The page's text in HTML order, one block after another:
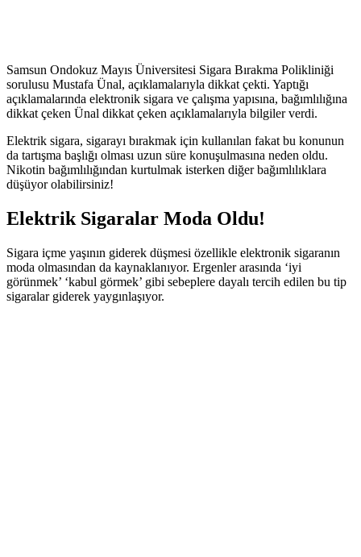
Samsun Ondokuz Mayıs Üniversitesi Sigara Bırakma Polikliniği
sorulusu Mustafa Ünal, açıklamalarıyla dikkat çekti. Yaptığı
açıklamalarında elektronik sigara ve çalışma yapısına, bağımlılığına
dikkat çeken Ünal dikkat çeken açıklamalarıyla bilgiler verdi.
Elektrik sigara, sigarayı bırakmak için kullanılan fakat bu konunun
da tartışma başlığı olması uzun süre konuşulmasına neden oldu.
Nikotin bağımlılığından kurtulmak isterken diğer bağımlılıklara
düşüyor olabilirsiniz!
Elektrik Sigaralar Moda Oldu!
Sigara içme yaşının giderek düşmesi özellikle elektronik sigaranın
moda olmasından da kaynaklanıyor. Ergenler arasında ‘iyi
görünmek’ ‘kabul görmek’ gibi sebeplere dayalı tercih edilen bu tip
sigaralar giderek yaygınlaşıyor.